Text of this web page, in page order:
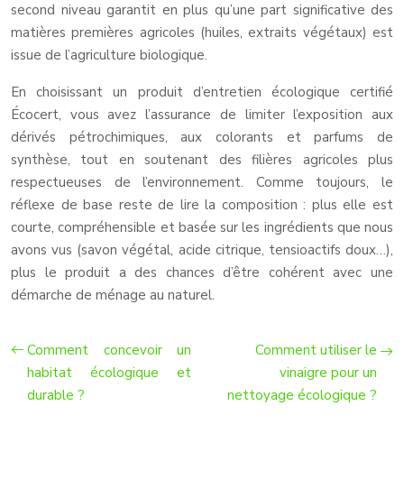
second niveau garantit en plus qu’une part significative des
matières premières agricoles (huiles, extraits végétaux) est
issue de l’agriculture biologique.
En choisissant un produit d’entretien écologique certifié
Écocert, vous avez l’assurance de limiter l’exposition aux
dérivés pétrochimiques, aux colorants et parfums de
synthèse, tout en soutenant des filières agricoles plus
respectueuses de l’environnement. Comme toujours, le
réflexe de base reste de lire la composition : plus elle est
courte, compréhensible et basée sur les ingrédients que nous
avons vus (savon végétal, acide citrique, tensioactifs doux…),
plus le produit a des chances d’être cohérent avec une
démarche de ménage au naturel.
Comment concevoir un
habitat écologique et
durable ?
Comment utiliser le
vinaigre pour un
nettoyage écologique ?